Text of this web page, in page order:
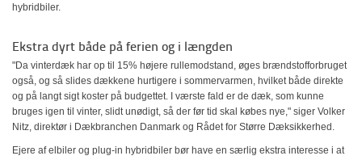
hybridbiler.
Ekstra dyrt både på ferien og i længden
"Da vinterdæk har op til 15% højere rullemodstand, øges brændstofforbruget
også, og så slides dækkene hurtigere i sommervarmen, hvilket både direkte
og på langt sigt koster på budgettet. I værste fald er de dæk, som kunne
bruges igen til vinter, slidt unødigt, så der før tid skal købes nye," siger Volker
Nitz, direktør i Dækbranchen Danmark og Rådet for Større Dæksikkerhed.
Ejere af elbiler og plug-in hybridbiler bør have en særlig ekstra interesse i at